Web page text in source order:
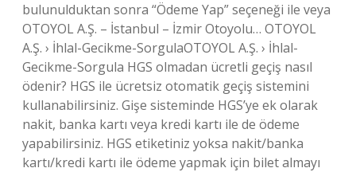
bulunulduktan sonra “Ödeme Yap” seçeneği ile veya
OTOYOL A.Ş. – İstanbul – İzmir Otoyolu… OTOYOL
A.Ş. › İhlal-Gecikme-SorgulaOTOYOL A.Ş. › İhlal-
Gecikme-Sorgula HGS olmadan ücretli geçiş nasıl
ödenir? HGS ile ücretsiz otomatik geçiş sistemini
kullanabilirsiniz. Gişe sisteminde HGS’ye ek olarak
nakit, banka kartı veya kredi kartı ile de ödeme
yapabilirsiniz. HGS etiketiniz yoksa nakit/banka
kartı/kredi kartı ile ödeme yapmak için bilet almayı